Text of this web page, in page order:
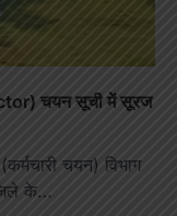
चयन सूची में सूरज
चयन) विभाग
के…